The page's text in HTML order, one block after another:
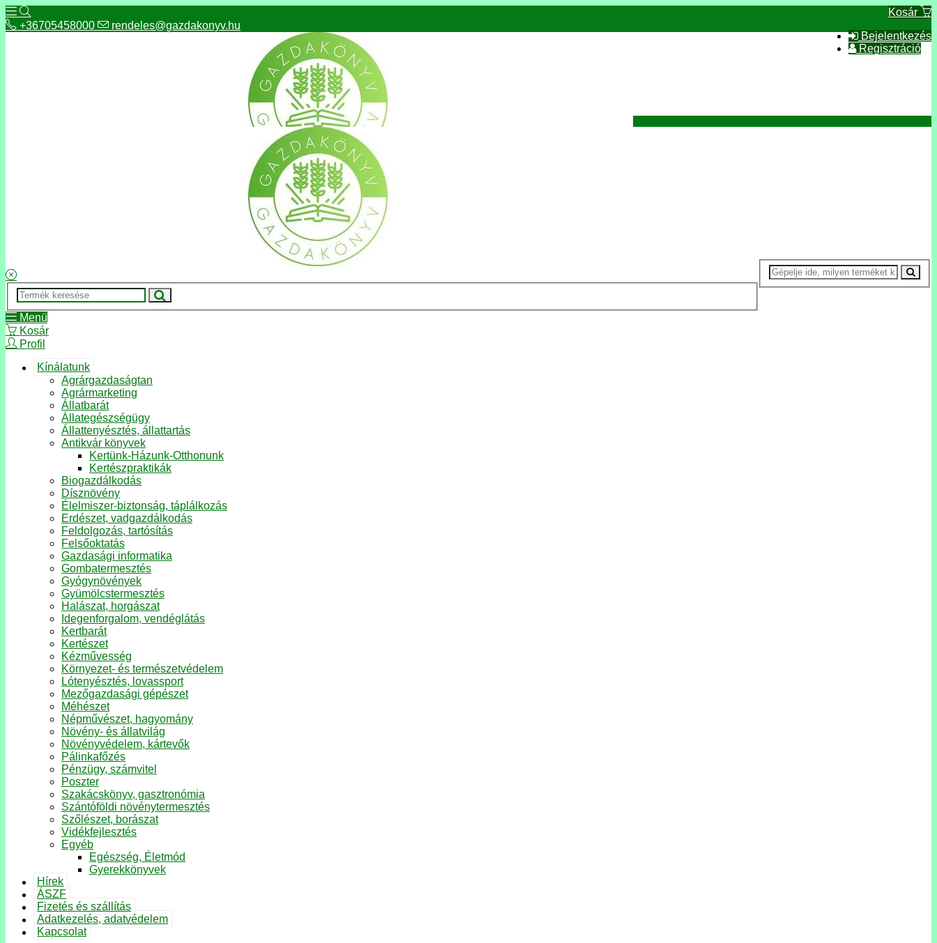
Kosár
Bejelentkezés
Regisztráció
+36705458000 rendeles@gazdakonyv.hu
Menü
Kosár
Profil
Kínálatunk
Agrárgazdaságtan
Agrármarketing
Állatbarát
Állategészségügy
Állattenyésztés, állattartás
Antikvár könyvek
Kertünk-Házunk-Otthonunk
Kertészpraktikák
Biogazdálkodás
Dísznövény
Élelmiszer-biztonság, táplálkozás
Erdészet, vadgazdálkodás
Feldolgozás, tartósítás
Felsőoktatás
Gazdasági informatika
Gombatermesztés
Gyógynövények
Gyümölcstermesztés
Halászat, horgászat
Idegenforgalom, vendéglátás
Kertbarát
Kertészet
Kézművesség
Környezet- és természetvédelem
Lótenyésztés, lovassport
Mezőgazdasági gépészet
Méhészet
Népművészet, hagyomány
Növény- és állatvilág
Növényvédelem, kártevők
Pálinkafőzés
Pénzügy, számvitel
Poszter
Szakácskönyv, gasztronómia
Szántóföldi növénytermesztés
Szőlészet, borászat
Vidékfejlesztés
Egyéb
Egészség, Életmód
Gyerekkönyvek
Hírek
ÁSZF
Fizetés és szállítás
Adatkezelés, adatvédelem
Kapcsolat